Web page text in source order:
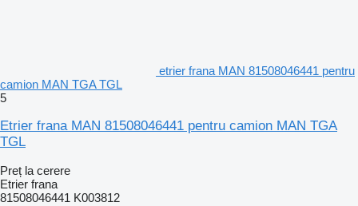
etrier frana MAN 81508046441 pentru
camion MAN TGA TGL
5
Etrier frana MAN 81508046441 pentru camion MAN TGA
TGL
Preț la cerere
Etrier frana
81508046441 K003812